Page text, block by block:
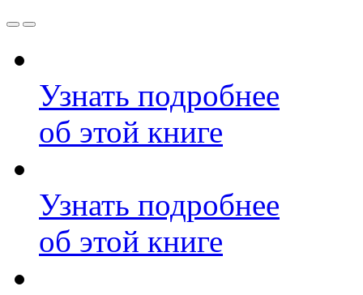
Узнать подробнее
об этой книге
Узнать подробнее
об этой книге